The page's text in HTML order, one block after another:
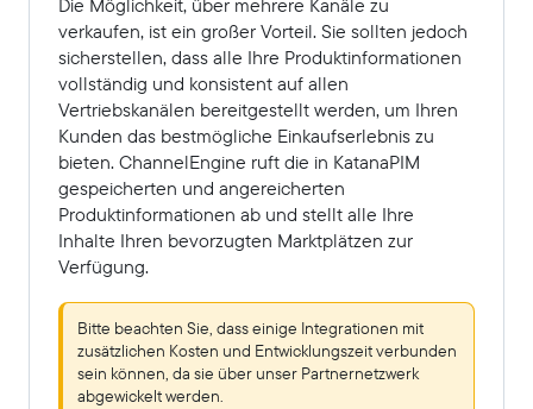
verkaufen, ist ein großer Vorteil. Sie sollten jedoch
sicherstellen, dass alle Ihre Produktinformationen
vollständig und konsistent auf allen
Vertriebskanälen bereitgestellt werden, um Ihren
Kunden das bestmögliche Einkaufserlebnis zu
bieten. ChannelEngine ruft die in KatanaPIM
gespeicherten und angereicherten
Produktinformationen ab und stellt alle Ihre
Inhalte Ihren bevorzugten Marktplätzen zur
Verfügung.
Bitte beachten Sie, dass einige Integrationen mit
zusätzlichen Kosten und Entwicklungszeit verbunden
sein können, da sie über unser Partnernetzwerk
abgewickelt werden.